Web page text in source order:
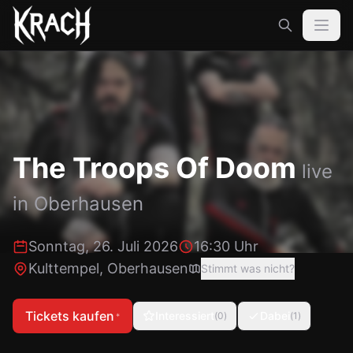
The Troops Of Doom live
inOberhausen
Sonntag, 26. Juli 2026
16:30 Uhr
Kulttempel, Oberhausen Stimmt was nicht?
Tickets kaufen * (0) (1 )